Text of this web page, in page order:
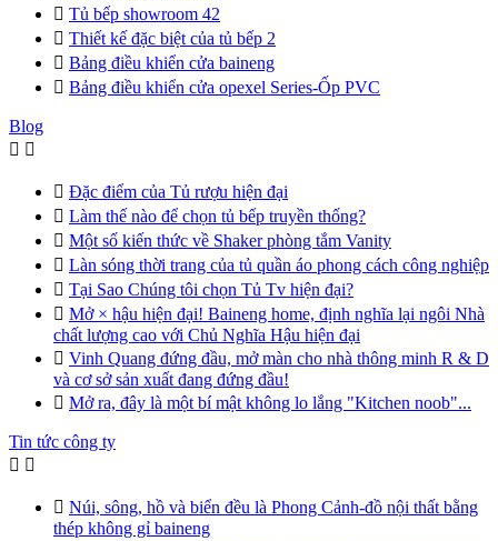
 Tủ bếp showroom 42
 Thiết kế đặc biệt của tủ bếp 2
 Bảng điều khiển cửa baineng
 Bảng điều khiển cửa opexel Series-Ốp PVC
Blog
 
 Đặc điểm của Tủ rượu hiện đại
 Làm thế nào để chọn tủ bếp truyền thống?
 Một số kiến thức về Shaker phòng tắm Vanity
 Làn sóng thời trang của tủ quần áo phong cách công nghiệp
 Tại Sao Chúng tôi chọn Tủ Tv hiện đại?
 Mở × hậu hiện đại! Baineng home, định nghĩa lại ngôi Nhà
chất lượng cao với Chủ Nghĩa Hậu hiện đại
 Vinh Quang đứng đầu, mở màn cho nhà thông minh R & D
và cơ sở sản xuất đang đứng đầu!
 Mở ra, đây là một bí mật không lo lắng "Kitchen noob"...
Tin tức công ty
 
 Núi, sông, hồ và biển đều là Phong Cảnh-đồ nội thất bằng
thép không gỉ baineng